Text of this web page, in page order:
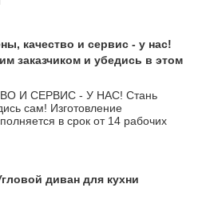
качество и сервис - у нас!
заказчиком и убедись в этом
И СЕРВИС - У НАС! Стань
сам! Изготовление
в срок от 14 рабочих
диван для кухни